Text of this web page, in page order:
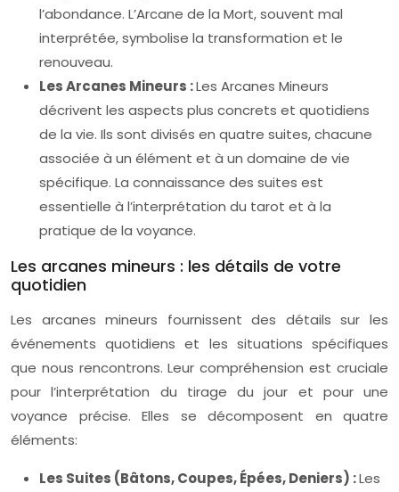
l’abondance. L’Arcane de la Mort, souvent mal
interprétée, symbolise la transformation et le
renouveau.
Les Arcanes Mineurs :Les Arcanes Mineurs
décrivent les aspects plus concrets et quotidiens
de la vie. Ils sont divisés en quatre suites, chacune
associée à un élément et à un domaine de vie
spécifique. La connaissance des suites est
essentielle à l’interprétation du tarot et à la
pratique de la voyance.
Les arcanes mineurs : les détails de votre
quotidien
Les arcanes mineurs fournissent des détails sur les
événements quotidiens et les situations spécifiques
que nous rencontrons. Leur compréhension est cruciale
pour l’interprétation du tirage du jour et pour une
voyance précise. Elles se décomposent en quatre
éléments:
Les Suites (Bâtons, Coupes, Épées, Deniers) :Les